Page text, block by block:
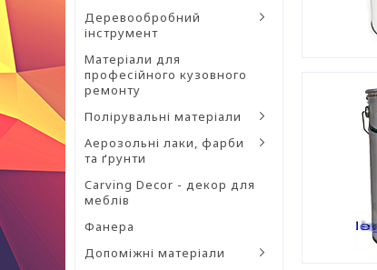
Деревообробний
інструмент
Матеріали для
професійного кузовного
ремонту
Полірувальні матеріали
Аерозольні лаки, фарби
та ґрунти
Carving Decor - декор для
меблів
Фанера
Допоміжні матеріали